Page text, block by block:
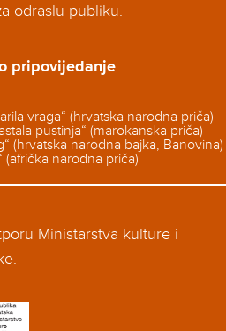
odraslu publiku.
pripovijedanje
vraga“ (hrvatska narodna priča)
pustinja“ (marokanska priča)
(hrvatska narodna bajka, Banovina)
(afrička narodna priča)
Ministarstva kulture i